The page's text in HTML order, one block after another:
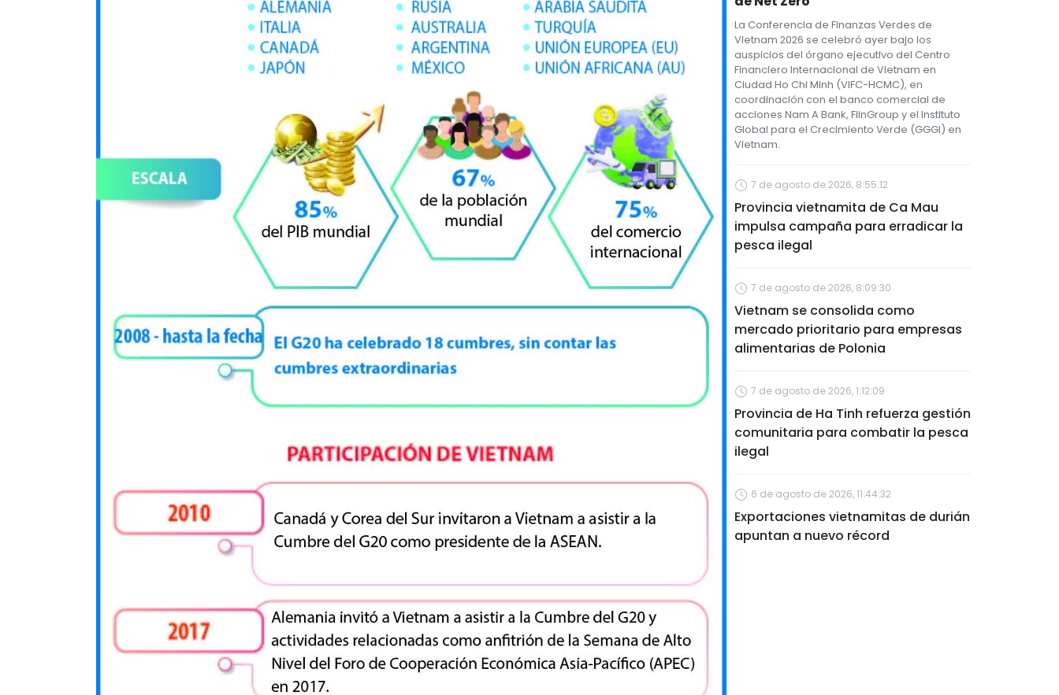
La Conferencia de Finanzas Verdes de
Vietnam 2026 se celebró ayer bajo los
auspicios del órgano ejecutivo del Centro
Financiero Internacional de Vietnam en
Ciudad Ho Chi Minh (VIFC-HCMC), en
coordinación con el banco comercial de
acciones Nam A Bank, FiinGroup y el Instituto
Global para el Crecimiento Verde (GGGI) en
Vietnam.
7 de agosto de 2026, 8:55:12
Provincia vietnamita de Ca Mau
impulsa campaña para erradicar la
pesca ilegal
7 de agosto de 2026, 8:09:30
Vietnam se consolida como
mercado prioritario para empresas
alimentarias de Polonia
7 de agosto de 2026, 1:12:09
Provincia de Ha Tinh refuerza gestión
comunitaria para combatir la pesca
ilegal
6 de agosto de 2026, 11:44:32
Exportaciones vietnamitas de durián
apuntan a nuevo récord